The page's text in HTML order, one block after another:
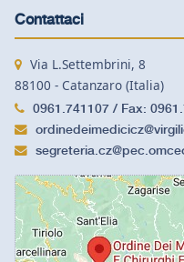
Contattaci
Via L.Settembrini, 8
88100 - Catanzaro (Italia)
0961.741107 / Fax: